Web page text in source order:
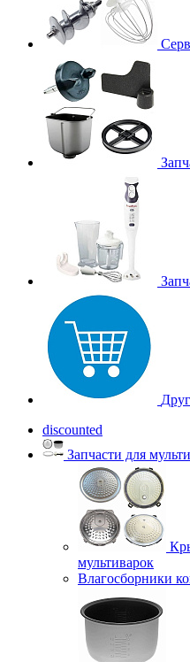
discounted
Запчасти для
мультиварок
Влагосборники